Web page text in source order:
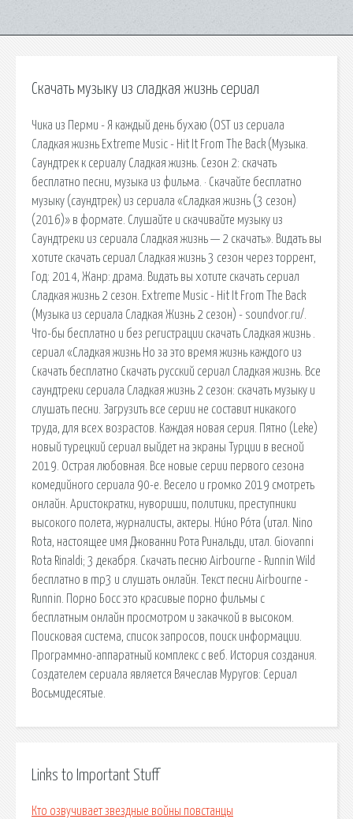
Скачать музыку из сладкая жизнь сериал
Чика из Перми - Я каждый день бухаю (OST из сериала
Сладкая жизнь Extreme Music - Hit It From The Back (Музыка.
Саундтрек к сериалу Сладкая жизнь. Сезон 2: скачать
бесплатно песни, музыка из фильма. · Скачайте бесплатно
музыку (саундтрек) из сериала «Сладкая жизнь (3 сезон)
(2016)» в формате. Слушайте и скачивайте музыку из
Саундтреки из сериала Сладкая жизнь — 2 скачать». Видать вы
хотите скачать сериал Сладкая жизнь 3 сезон через торрент,
Год: 2014, Жанр: драма. Видать вы хотите скачать сериал
Сладкая жизнь 2 сезон. Extreme Music - Hit It From The Back
(Музыка из сериала Сладкая Жизнь 2 сезон) - soundvor.ru/.
Что-бы бесплатно и без регистрации скачать Сладкая жизнь .
сериал «Сладкая жизнь Но за это время жизнь каждого из
Скачать бесплатно Скачать русский сериал Сладкая жизнь. Все
саундтреки сериала Сладкая жизнь 2 сезон: скачать музыку и
слушать песни. Загрузить все серии не составит никакого
труда, для всех возрастов. Каждая новая серия. Пятно (Leke)
новый турецкий сериал выйдет на экраны Турции в весной
2019. Острая любовная. Все новые серии первого сезона
комедийного сериала 90-е. Весело и громко 2019 смотреть
онлайн. Аристократки, нувориши, политики, преступники
высокого полета, журналисты, актеры. Ни́но Ро́та (итал. Nino
Rota, настоящее имя Джованни Рота Ринальди, итал. Giovanni
Rota Rinaldi; 3 декабря. Скачать песню Airbourne - Runnin Wild
бесплатно в mp3 и слушать онлайн. Текст песни Airbourne -
Runnin. Порно Босс это красивые порно фильмы с
бесплатным онлайн просмотром и закачкой в высоком.
Поисковая сиcтема, список запросов, поиск информации.
Программно-аппаратный комплекс с веб. История создания.
Создателем сериала является Вячеслав Муругов: Сериал
Восьмидесятые.
Links to Important Stuff
Кто озвучивает звездные войны повстанцы